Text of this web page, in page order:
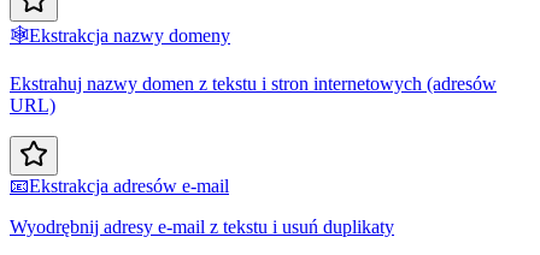
🕸️Ekstrakcja nazwy domeny
Ekstrahuj nazwy domen z tekstu i stron internetowych (adresów
URL)
📧Ekstrakcja adresów e-mail
Wyodrębnij adresy e-mail z tekstu i usuń duplikaty